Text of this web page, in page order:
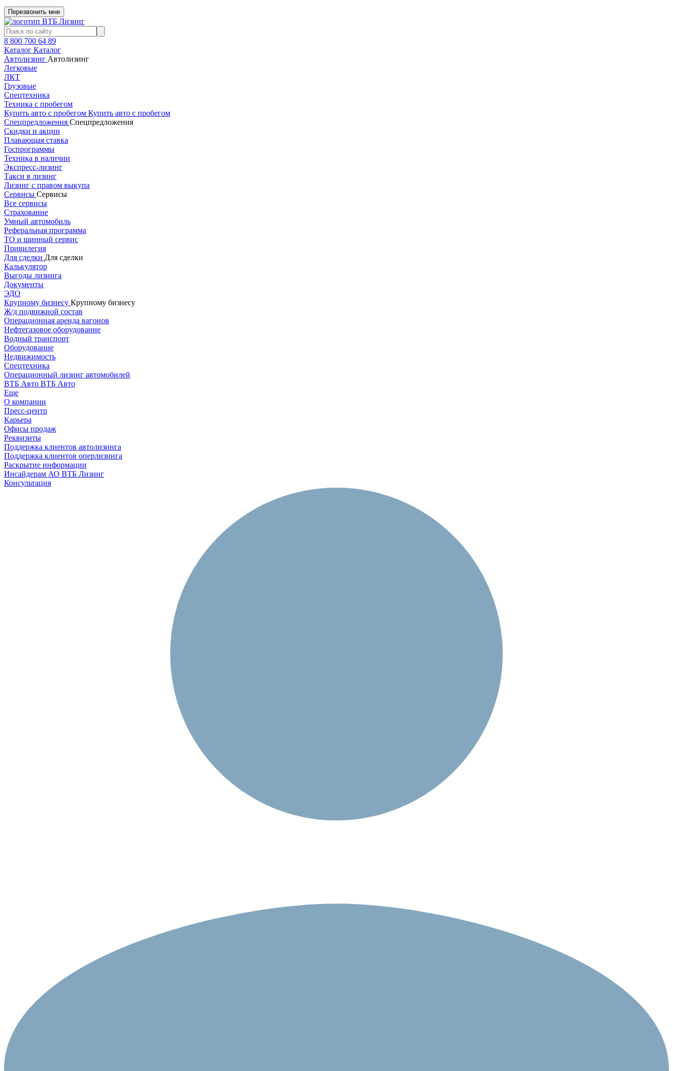
Перезвонить мне
8 800 700 64 89
Каталог Каталог
Автолизинг Автолизинг
Легковые
ЛКТ
Грузовые
Спецтехника
Техника с пробегом
Купить авто с пробегом Купить авто с пробегом
Спецпредложения Спецпредложения
Скидки и акции
Плавающая ставка
Госпрограммы
Техника в наличии
Экспресс-лизинг
Такси в лизинг
Лизинг с правом выкупа
Сервисы Сервисы
Все сервисы
Страхование
Умный автомобиль
Реферальная программа
ТО и шинный сервис
Привилегия
Для сделки Для сделки
Калькулятор
Выгоды лизинга
Документы
ЭДО
Крупному бизнесу Крупному бизнесу
Ж/д подвижной состав
Операционная аренда вагонов
Нефтегазовое оборудование
Водный транспорт
Оборудование
Недвижимость
Спецтехника
Операционный лизинг автомобилей
ВТБ Авто ВТБ Авто
Еще
О компании
Пресс-центр
Карьера
Офисы продаж
Реквизиты
Поддержка клиентов автолизинга
Поддержка клиентов оперлизинга
Раскрытие информации
Инсайдерам АО ВТБ Лизинг
Консультация